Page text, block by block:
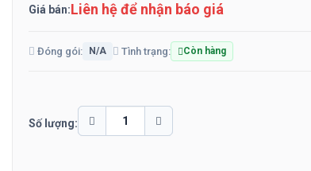
Giá bán:Liên hệ để nhận báo giá
Đóng gói: N/A Tình trạng: Còn hàng
Số lượng: